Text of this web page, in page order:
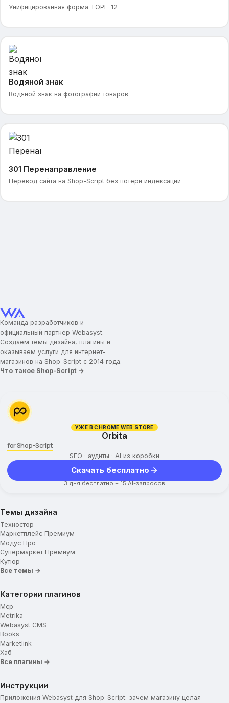
Унифицированная форма ТОРГ-12
Водяной знак
Водяной знак на фотографии товаров
301 Перенаправление
Перевод сайта на Shop-Script без потери индексации
Команда разработчиков и
официальный партнёр Webasyst.
Создаём темы дизайна, плагины и
оказываем услуги для интернет-
магазинов на Shop-Script с 2014 года.
Что такое Shop-Script →
УЖЕ В CHROME WEB STORE
Orbita
for Shop-Script
SEO · аудиты · AI из коробки
Скачать бесплатно
3 дня бесплатно + 15 AI-запросов
Темы дизайна
Техностор
Маркетплейс Премиум
Модус Про
Супермаркет Премиум
Кутюр
Все темы →
Категории плагинов
Mcp
Metrika
Webasyst CMS
Books
Marketlink
Хаб
Все плагины →
Инструкции
Приложения Webasyst для Shop-Script: зачем магазину целая